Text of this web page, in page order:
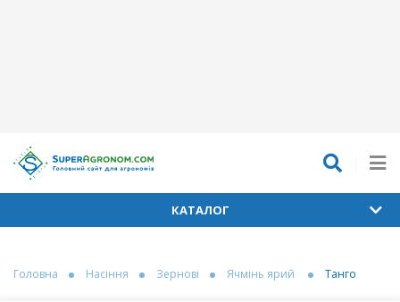
КАТАЛОГ
Головна Насіння Зернові Ячмінь ярий Танго